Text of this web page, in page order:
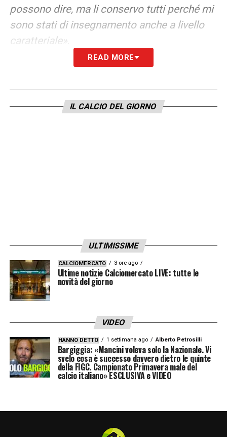
possono dire, ma li conservo tutti perché mi
sono stati di insegnamento anche a livello
caratteriale».
IL SEGRETO DI QUESTO BOLOGNA
anche a me citare Sinisa Mihajlovic e
pensare che sia partito tutto da lui. Dietro
merito di tutti. Il mister, poi, lavora
tantissimo sulla fase offensiva per mettere
gli attaccanti, esterni e centrali, nella
condizione di poter fare gol. Il gioco è
piace lavorare con gli attaccanti a fine
allenamento e questo porta i suoi frutti».
OBIETTIVO UDINESE–«Teniamo a tutte le
READ MORE
IL CALCIO DEL GIORNO
ULTIMISSIME
CALCIOMERCATO 3 ore ago
Ultime notizie Calciomercato LIVE: tutte le
novità del giorno
VIDEO
HANNO DETTO 1 settimana ago Alberto Petrosilli
Bargiggia: «Mancini voleva solo la Nazionale. Vi
svelo cosa è successo davvero dietro le quinte
della FIGC. Campionato Primavera male del
calcio italiano» ESCLUSIVA e VIDEO